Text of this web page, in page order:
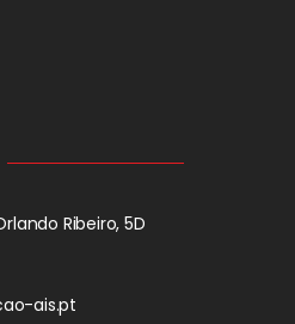
Ribeiro, 5D
ais.pt